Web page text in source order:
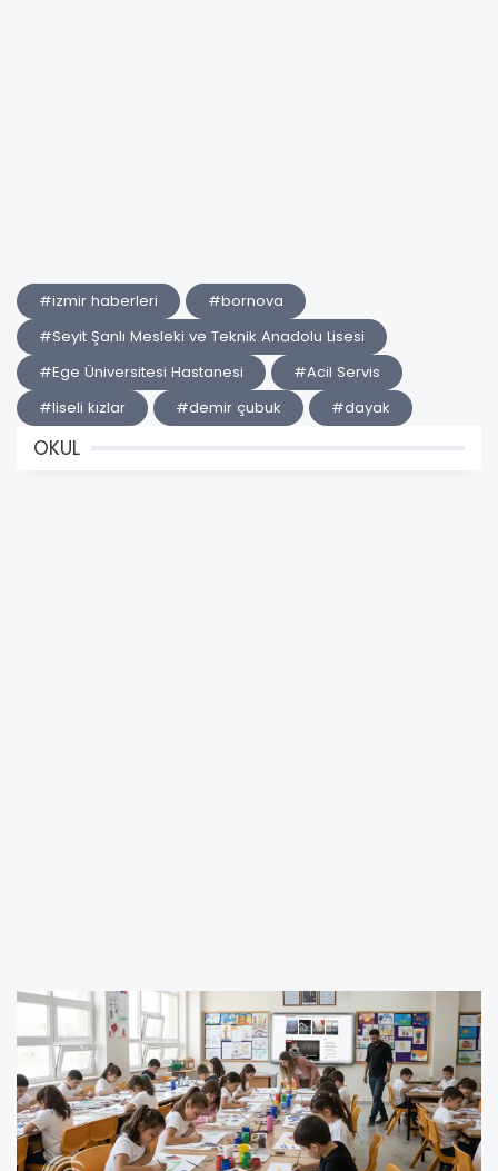
#izmir haberleri
#bornova
#Seyit Şanlı Mesleki ve Teknik Anadolu Lisesi
#Ege Üniversitesi Hastanesi
#Acil Servis
#liseli kızlar
#demir çubuk #dayak
OKUL